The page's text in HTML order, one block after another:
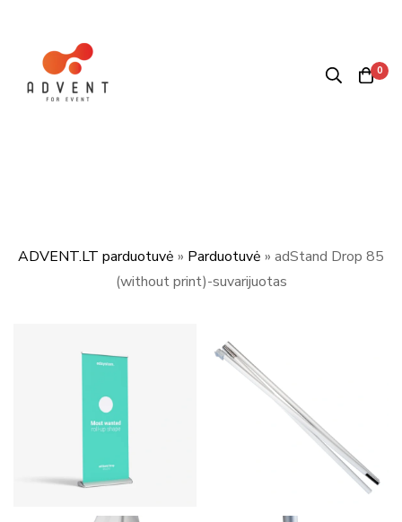
0
ADVENT.LT parduotuvė » Parduotuvė » adStand Drop 85
(without print)-suvarijuotas